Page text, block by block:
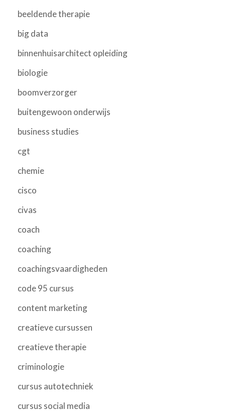
beeldende therapie
big data
binnenhuisarchitect opleiding
biologie
boomverzorger
buitengewoon onderwijs
business studies
cgt
chemie
cisco
civas
coach
coaching
coachingsvaardigheden
code 95 cursus
content marketing
creatieve cursussen
creatieve therapie
criminologie
cursus autotechniek
cursus social media